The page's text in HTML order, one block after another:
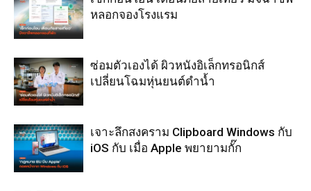
หลอกจองโรงแรม
ซ่อมตัวเองได้ ผิวหนังอิเล็กทรอนิกส์
เปลี่ยนโฉมหุ่นยนต์ดำน้ำ
เจาะลึกสงคราม Clipboard Windows กับ
iOS กับ เมื่อ Apple พยายามกั๊ก